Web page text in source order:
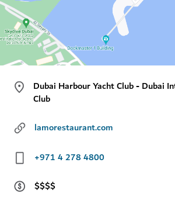
Dubai Harbour Yacht Club - Dubai
Club
lamorestaurant.com
+971 4 278 4800
$$$$